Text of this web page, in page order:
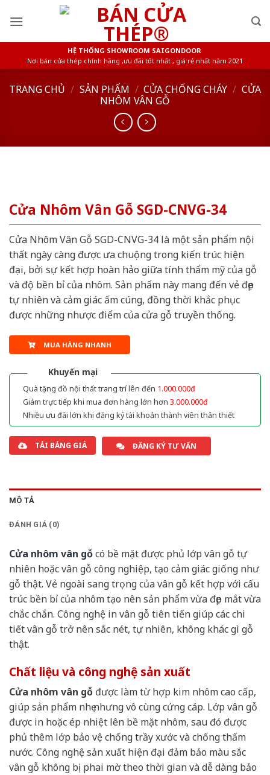
HỆ THỐNG SHOWROOM SAIGONDOOR
Nơi bán cửa thép chính hãng ,ưu đãi tốt nhất , giá rẻ nhất năm 2021
TRANG CHỦ / SẢN PHẨM / CỬA CHỐNG CHÁY / CỬA
NHÔM VÂN GỖ
Cửa Nhôm Vân Gỗ SGD-CNVG-34
Cửa Nhôm Vân Gỗ SGD-CNVG-34 là một sản phẩm nội
thất ngày càng được ưa chuộng trong kiến trúc hiện
đại, bởi sự kết hợp hoàn hảo giữa tính thẩm mỹ của gỗ
và độ bền bỉ của nhôm. Sản phẩm này mang đến vẻ đẹp
tự nhiên và cảm giác ấm cúng, đồng thời khắc phục
được những nhược điểm của cửa gỗ truyền thống.
MUA HÀNG NHANH
Khuyến mại
Quà tặng đồ nội thất trang trí lên đến 1.000.000đ
Giảm trực tiếp khi mua đơn hàng lớn hơn 3.000.000đ
Nhiều ưu đãi lớn khi đăng ký tài khoản thành viên thân thiết
TẢI BẢNG GIÁ ĐĂNG KÝ TƯ VẤN
MÔ TẢ
ĐÁNH GIÁ (0)
Cửa nhôm vân gỗcó bề mặt được phủ lớp vân gỗ tự
nhiên hoặc vân gỗ công nghiệp, tạo cảm giác giống như
gỗ thật. Vẻ ngoài sang trọng của vân gỗ kết hợp với cấu
trúc bền bỉ của nhôm tạo nên sản phẩm vừa đẹp mắt vừa
chắc chắn. Công nghệ in vân gỗ tiên tiến giúp các chi
tiết vân gỗ trở nên sắc nét, tự nhiên, không khác gì gỗ
thật.
Chất liệu và công nghệ sản xuất
Cửa nhôm vân gỗ được làm từ hợp kim nhôm cao cấp,
giúp sản phẩm nhẹ nhưng vô cùng cứng cáp. Lớp vân gỗ
được in hoặc ép nhiệt lên bề mặt nhôm, sau đó được
phủ thêm lớp bảo vệ chống trầy xước và chống thấm
nước. Công nghệ sản xuất hiện đại đảm bảo màu sắc
vân gỗ không bị phai mờ theo thời gian và dễ dàng bảo